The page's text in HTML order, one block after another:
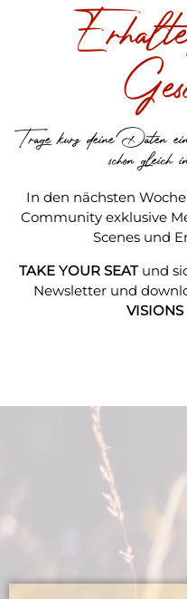
Trage kurz deine Daten
schon
In den nächsten
Community exklusive
Scenes und
TAKE YOUR SEATund
Newsletter und